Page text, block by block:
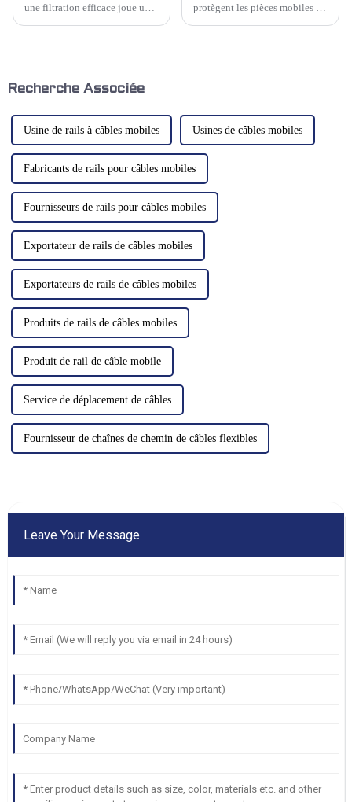
une filtration efficace joue un
distingue par sa...
protègent les pièces mobiles et
Recherche Associée
Usine de rails à câbles mobiles Usines de câbles mobiles
Fabricants de rails pour câbles mobiles
Fournisseurs de rails pour câbles mobiles
Exportateur de rails de câbles mobiles
Exportateurs de rails de câbles mobiles
Produits de rails de câbles mobiles
Produit de rail de câble mobile
Service de déplacement de câbles
Fournisseur de chaînes de chemin de câbles flexibles
Leave Your Message